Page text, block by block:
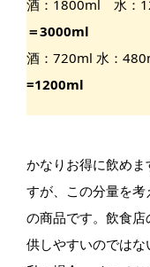
酒：1800ml 水：
＝3000ml
酒：720ml 水：
=1200ml
かなりお得に飲め
すが、この分量を考
の商品です。飲食
供しやすいのではな